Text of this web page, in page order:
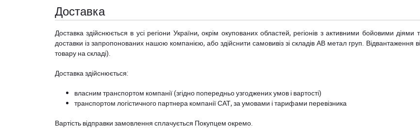
Доставка
Доставка здійснюється в усі регіони України, окрім окупованих областей, регіонів з активними бойовими
доставки із запропонованих нашою компанією, або здійснити самовивіз зі складів АВ метал груп. Відвантаження
товару на складі).
Доставка здійснюється:
власним транспортом компанії (згідно попередньо узгоджених умов і вартості)
транспортом логістичного партнера компанії САТ, за умовами і тарифами перевізника
Вартість відправки замовлення сплачується Покупцем окремо.